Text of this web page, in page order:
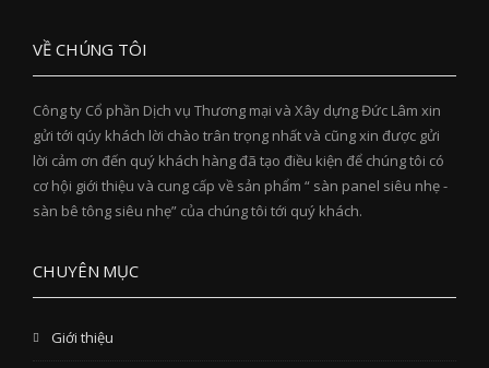
VỀ CHÚNG TÔI
Công ty Cổ phần Dịch vụ Thương mại và Xây dựng Đức Lâm xin
gửi tới qúy khách lời chào trân trọng nhất và cũng xin được gửi
lời cảm ơn đến quý khách hàng đã tạo điều kiện để chúng tôi có
cơ hội giới thiệu và cung cấp về sản phẩm “ sàn panel siêu nhẹ -
sàn bê tông siêu nhẹ” của chúng tôi tới quý khách.
CHUYÊN MỤC
Giới thiệu